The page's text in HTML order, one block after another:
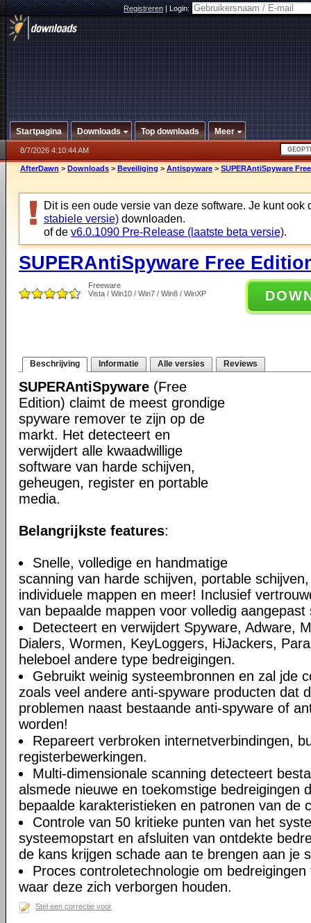
Registreren|Login:
Startpagina Downloads Top downloads Meer
8/7/2026 4:10:44 AM
AfterDawn > Downloads > Beveiliging > Antispyware > SUPERAntiSpyware
Dit is een oude versie van deze software. Je kunt ook
stabiele versie) downloaden.
of de v6.0.1090 Pre-Release (laatste beta versie).
SUPERAntiSpyware Free
Freeware
Vista / Win10 / Win7 / Win8 / WinXP
Beschrijving Informatie Alle versies Reviews
SUPERAntiSpyware (Free
Edition) claimt de meest grondige
spyware remover te zijn op de
markt. Het detecteert en
verwijdert alle kwaadwillige
software van harde schijven,
geheugen, register en portable
media.
Belangrijkste features:
Snelle, volledige en handmatige
scanning van harde schijven, portable
individuele mappen en meer! Inclusief
van bepaalde mappen voor volledig aangepast
Detecteert en verwijdert Spyware, Adware,
Dialers, Wormen, KeyLoggers, HiJackers,
heleboel andere type bedreigingen.
Gebruikt weinig systeembronnen en zal jde
zoals veel andere anti-spyware producten dat
problemen naast bestaande anti-spyware of
worden!
Repareert verbroken internetverbindingen,
registerbewerkingen.
Multi-dimensionale scanning detecteert
alsmede nieuwe en toekomstige bedreigingen
bepaalde karakteristieken en patronen van de
Controle van 50 kritieke punten van het
systeemopstart en afsluiten van ontdekte
de kans krijgen schade aan te brengen aan je
Proces controletechnologie om
waar deze zich verborgen houden.
Stel een correctie voor